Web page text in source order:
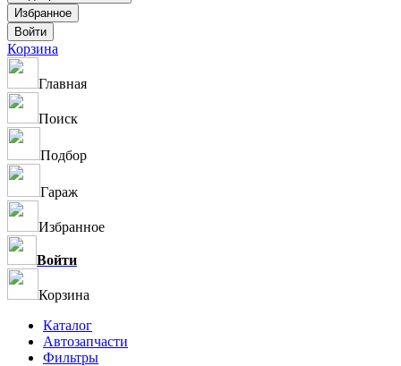
Корзина
Главная
Поиск
Подбор
Гараж
Избранное
Войти
Корзина
Каталог
Автозапчасти
Фильтры